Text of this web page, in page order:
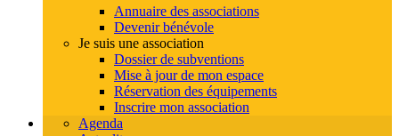
Annuaire des associations
Devenir bénévole
Je suis une association
Dossier de subventions
Mise à jour de mon espace
Réservation des équipements
Inscrire mon association
Agenda